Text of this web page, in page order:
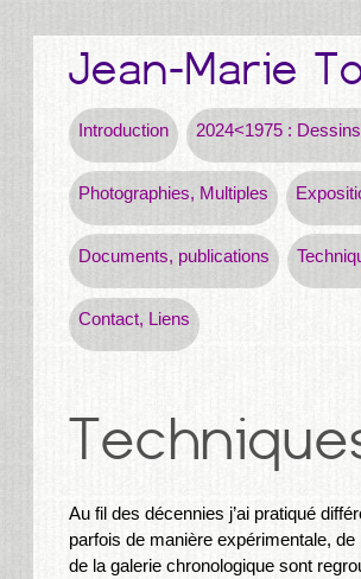
Introduction 2024<1975 :
Photographies, Multiples
Documents, publications
Contact, Liens
Au fil des décennies j’ai pratiqué
parfois de manière expérimentale,
de la galerie chronologique sont